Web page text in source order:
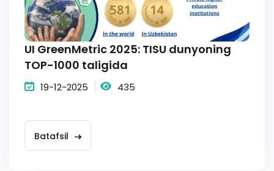
UI GreenMetric 2025: TISU dunyoning
TOP-1000 taligida
19-12-2025 435
Batafsil